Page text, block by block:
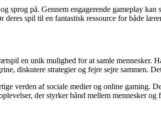
på. Gennem engagerende gameplay
spil til en fantastisk ressource for både
en unik mulighed for at samle mennesker.
diskutere strategier og fejre sejre sammen.
verden af sociale medier og online gaming.
der styrker bånd mellem mennesker og